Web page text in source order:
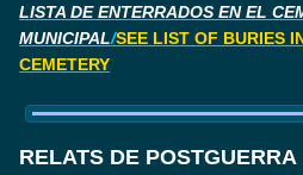
LISTA DE ENTERRADOS EN EL
MUNICIPAL/SEE LIST OF BURIES
CEMETERY
RELATS DE POSTGUERRA